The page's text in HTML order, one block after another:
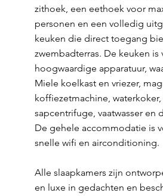
zithoek, een eethoek voor
personen en een volledig
keuken die direct toegang
zwembadterras. De keuken is
hoogwaardige apparatuur,
Miele koelkast en vriezer,
koffiezetmachine,
sapcentrifuge, vaatwasser en
De gehele accommodatie is
snelle wifi en airconditioning.
Alle slaapkamers zijn
en luxe in gedachten en